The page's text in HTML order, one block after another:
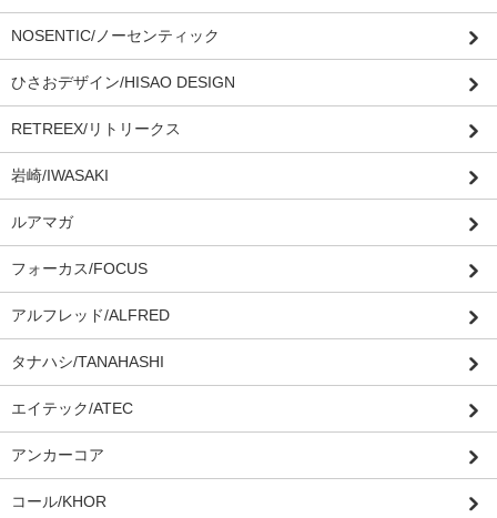
NOSENTIC/ノーセンティック
ひさおデザイン/HISAO DESIGN
RETREEX/リトリークス
岩崎/IWASAKI
ルアマガ
フォーカス/FOCUS
アルフレッド/ALFRED
タナハシ/TANAHASHI
エイテック/ATEC
アンカーコア
コール/KHOR